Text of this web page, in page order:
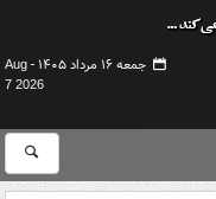
جمعه ۱۶ مرداد ۱۴۰۵ -
Aug
7 2026